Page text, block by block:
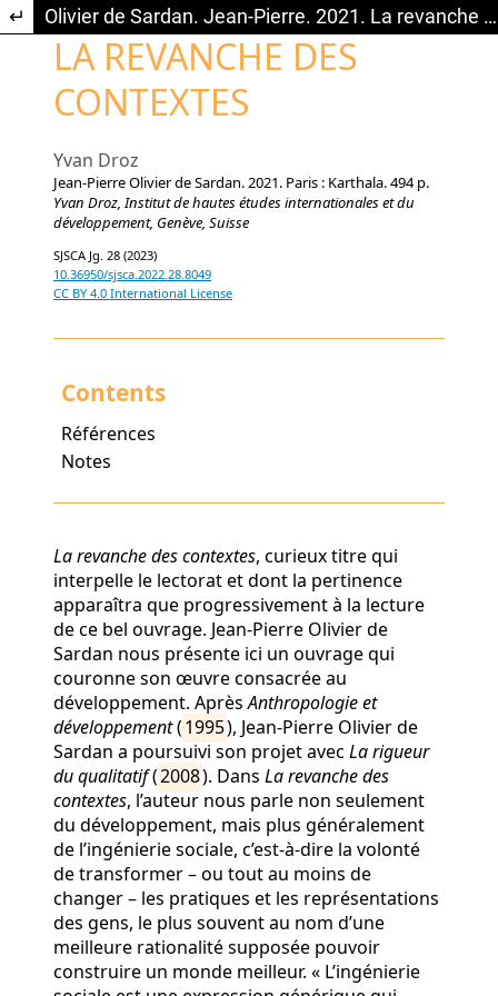
Return to Article Details Olivier de Sardan. Jean-Pierre. 2021. La revanche des contextes : Book Review